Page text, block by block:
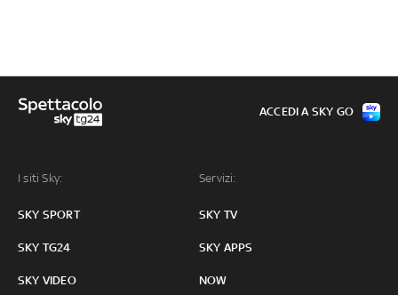
I siti Sky:
SKY SPORT
SKY TG24
SKY VIDEO
Servizi:
SKY TV
SKY APPS
NOW
ACCEDI A SKY GO